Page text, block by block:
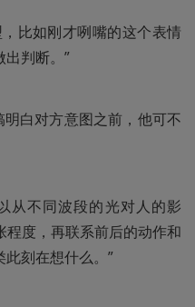
比如刚才咧嘴的这个表情
判断。”
白对方意图之前，他可不
从不同波段的光对人的影
度，再联系前后的动作和
刻在想什么。”